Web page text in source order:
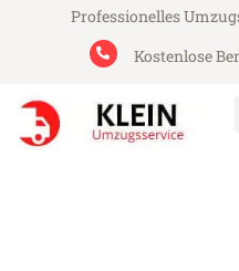
Professionelles
Kostenlose